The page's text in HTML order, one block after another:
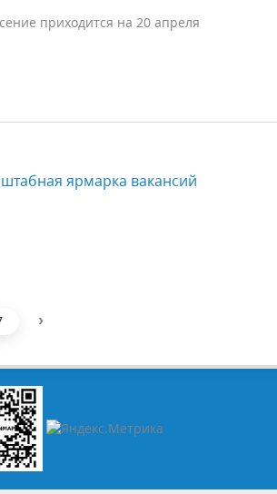
приходится на 20 апреля
ярмарка вакансий
›